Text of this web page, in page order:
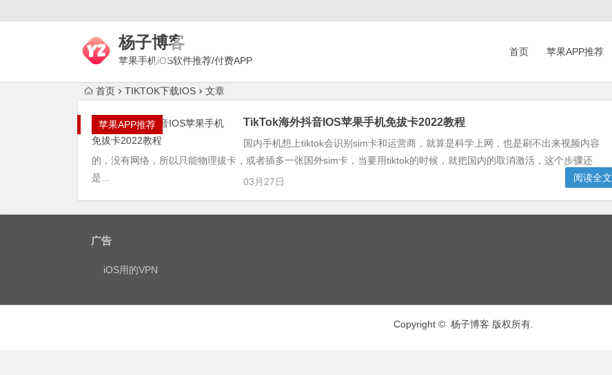
杨子博客
苹果手机iOS软件推荐/付费APP
首页 苹果APP推荐
首页 TIKTOK下载IOS 文章
苹果APP推荐 TikTok海外抖音IOS苹果手机免拔卡2022教程
国内手机想上tiktok会识别sim卡和运营商，就算是科学上网，也是刷不出来视频内容
的，没有网络，所以只能物理拔卡，或者插多一张国外sim卡，当要用tiktok的时候，就把国内的取消激活，这个步骤还
是...
03月27日 阅读全文
广告
iOS用的VPN
Copyright © 杨子博客 版权所有.